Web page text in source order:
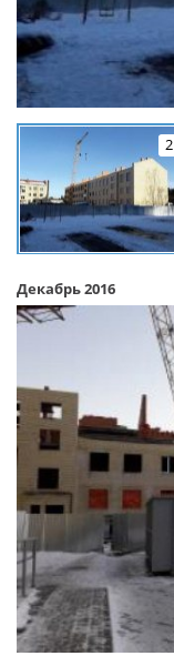
2
Декабрь 2016